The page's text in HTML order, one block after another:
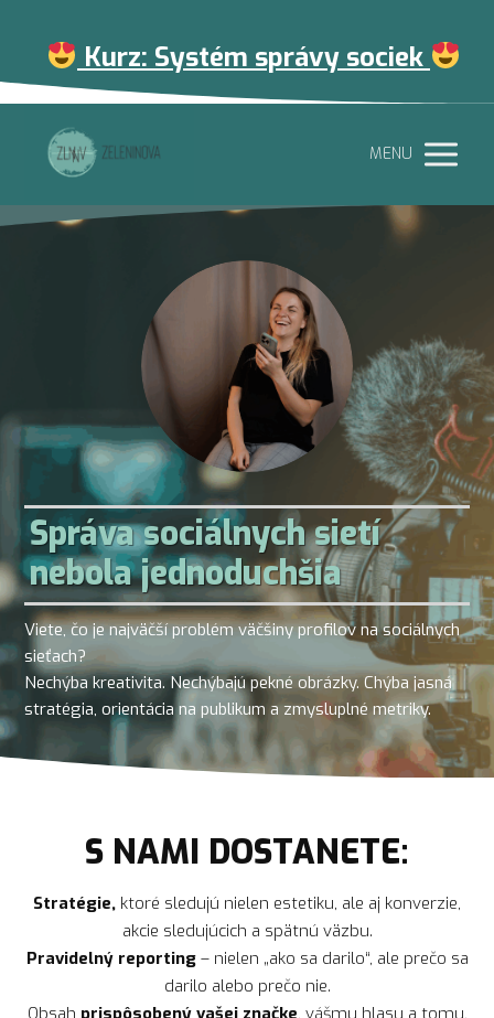
Kurz: Systém správy sociek
MENU
Správa sociálnych sietí
nebola jednoduchšia
Viete, čo je najväčší problém väčšiny profilov na sociálnych
sieťach?
Nechýba kreativita. Nechýbajú pekné obrázky. Chýba jasná
stratégia, orientácia na publikum a zmysluplné metriky.
S NAMI DOSTANETE:
Stratégie, ktoré sledujú nielen estetiku, ale aj konverzie,
akcie sledujúcich a spätnú väzbu.
Pravidelný reporting– nielen „ako sa darilo“, ale prečo sa
darilo alebo prečo nie.